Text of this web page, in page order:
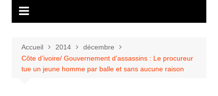
Accueil 2014
décembre
Côte d’ivoire/ Gouvernement d’assassins : Le procureur
tue un jeune homme par balle et sans aucune raison